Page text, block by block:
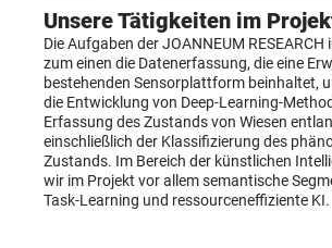
Unsere Tätigkeiten im
Die Aufgaben der JOANNEUM RESEARCH
zum einen die Datenerfassung, die eine
bestehenden Sensorplattform beinhaltet,
die Entwicklung von Deep-Learning-
Erfassung des Zustands von Wiesen
einschließlich der Klassifizierung des
Zustands. Im Bereich der künstlichen
wir im Projekt vor allem semantische
Task-Learning und ressourceneffiziente KI.